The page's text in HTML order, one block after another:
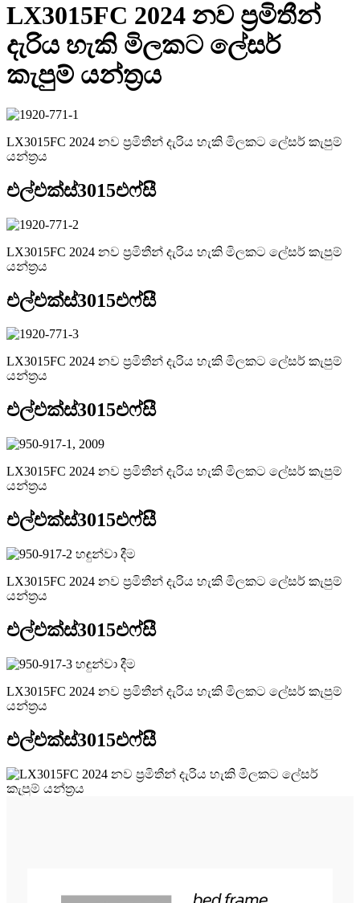
LX3015FC 2024 නව ප්‍රමිතීන්
දැරිය හැකි මිලකට ලේසර්
කැපුම් යන්ත්‍රය
LX3015FC 2024 නව ප්‍රමිතීන් දැරිය හැකි මිලකට ලේසර් කැපුම්
යන්ත්‍රය
එල්එක්ස්3015එෆ්සී
LX3015FC 2024 නව ප්‍රමිතීන් දැරිය හැකි මිලකට ලේසර් කැපුම්
යන්ත්‍රය
එල්එක්ස්3015එෆ්සී
LX3015FC 2024 නව ප්‍රමිතීන් දැරිය හැකි මිලකට ලේසර් කැපුම්
යන්ත්‍රය
එල්එක්ස්3015එෆ්සී
LX3015FC 2024 නව ප්‍රමිතීන් දැරිය හැකි මිලකට ලේසර් කැපුම්
යන්ත්‍රය
එල්එක්ස්3015එෆ්සී
LX3015FC 2024 නව ප්‍රමිතීන් දැරිය හැකි මිලකට ලේසර් කැපුම්
යන්ත්‍රය
එල්එක්ස්3015එෆ්සී
LX3015FC 2024 නව ප්‍රමිතීන් දැරිය හැකි මිලකට ලේසර් කැපුම්
යන්ත්‍රය
එල්එක්ස්3015එෆ්සී